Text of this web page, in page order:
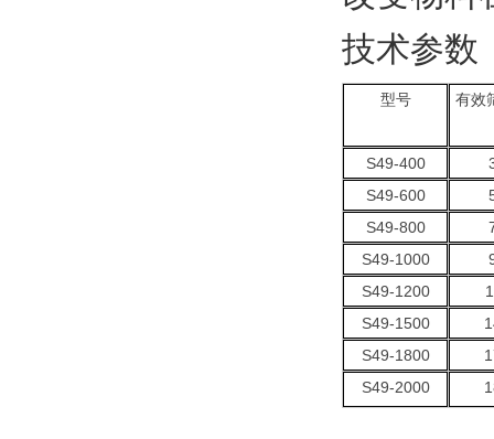
技术参数
型号 有效
S49-400
S49-600
S49-800
S49-1000
S49-1200
S49-1500
S49-1800
S49-2000